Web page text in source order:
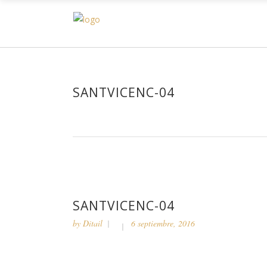
SANTVICENC-04
SANTVICENC-04
by Ditail 6 septiembre, 2016